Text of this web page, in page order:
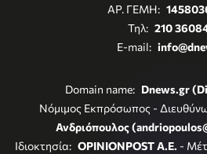
ΑΡ. ΓΕΜΗ:
Τηλ: 210
E-mail:
Domain name: Dnews.gr
Νόμιμος Εκπρόσωπος -
Ανδριόπουλος
Ιδιοκτησία: OPINIONPOST A.E. -